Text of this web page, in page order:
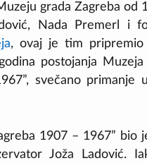
grada Zagreba od
Nada Premerl i
, ovaj je tim pripremio
postojanja
svečano
1907 – 1967” bio
Joža Ladović.